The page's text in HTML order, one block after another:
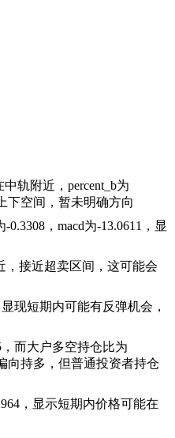
轨附近，percent_b为
下空间，暂未明确方向
，macd为-13.0611，显
，接近超卖区间，这可能会
现短期内可能有反弹机会，
而大户多空持仓比为
向持多，但普通投资者持仓
，显示短期内价格可能在